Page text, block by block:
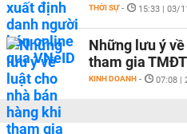
THỜI SỰ - 15:33 | 03/
Những lưu ý
tham gia TMĐT
KINH DOANH - 07:08 |